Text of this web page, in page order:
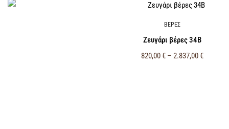
ΒΕΡΕΣ
Ζευγάρι βέρες 34Β
820,00€ – 2.837,00€